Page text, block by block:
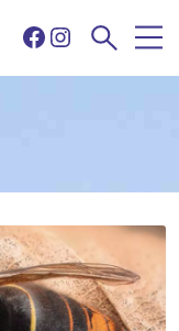
Facebook
Instagram